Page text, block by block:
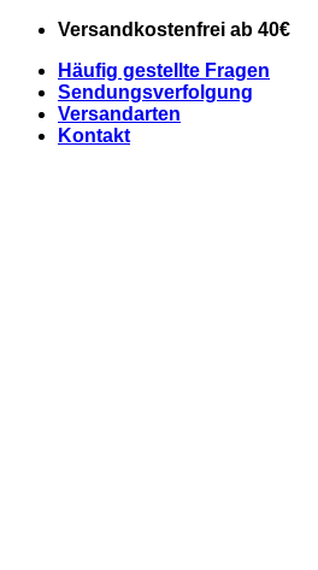
Zum
springen
Versandkostenfrei ab 40€
Häufig gestellte Fragen
Sendungsverfolgung
Versandarten
Kontakt